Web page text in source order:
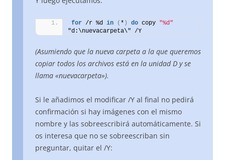
for /r %d in ( * ) do copy "%d"
"d:\nuevacarpeta\" /Y
(Asumiendo que la nueva carpeta a la que queremos
copiar todos los archivos está en la unidad D y se
llama «nuevacarpeta»).
Si le añadimos el modificar /Y al final no pedirá
confirmación si hay imágenes con el mismo
nombre y las sobreescribirá automáticamente. Si
os interesa que no se sobreescriban sin
preguntar, quitar el /Y: